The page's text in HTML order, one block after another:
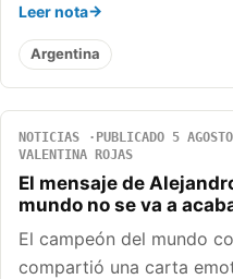
Leer nota
Argentina
NOTICIAS PUBLICADO 5
VALENTINA ROJAS
El mensaje de
mundo no se va a
El campeón del mundo
compartió una carta